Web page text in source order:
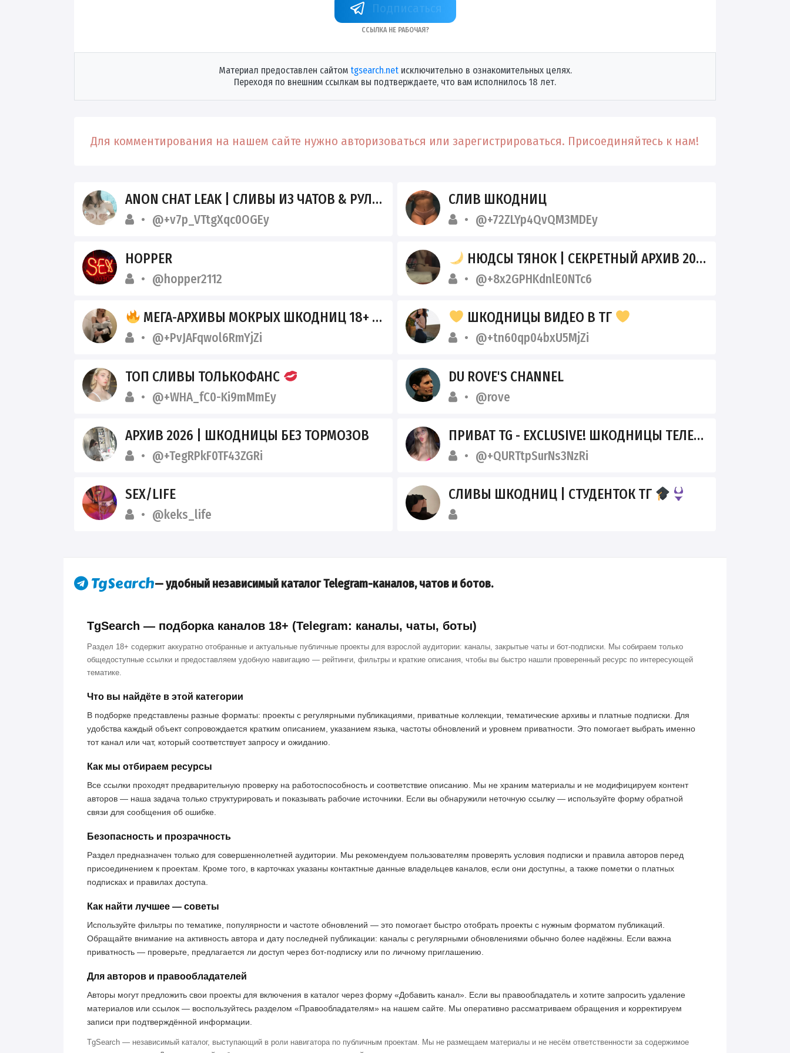
+72ZLYp4QvQM3MDEy
Ссылка не рабочая?
Материал предоставлен сайтом tgsearch.netисключительно в ознакомительных целях.
Переходя по внешним ссылкам вы подтверждаете, что вам исполнилось 18 лет.
Для комментирования на нашем сайте нужно авторизоваться или зарегистрироваться. Присоединяйтесь к нам!
ANON CHAT LEAK | СЛИВЫ ИЗ ЧАТОВ & РУЛЕТОК | 18+
@+v7p_VTtgXqc0OGEy
СЛИВ ШКОДНИЦ
@+72ZLYp4QvQM3MDEy
HOPPER
@hopper2112
НЮДСЫ ТЯНОК | СЕКРЕТНЫЙ АРХИВ 2026
@+8x2GPHKdnlE0NTc6
МЕГА-АРХИВЫ МОКРЫХ ШКОДНИЦ 18+
@+PvJAFqwol6RmYjZi
ШКОДНИЦЫ ВИДЕО В ТГ
@+tn60qp04bxU5MjZi
ТОП СЛИВЫ ТОЛЬКОФАНС
@+WHA_fC0-Ki9mMmEy
DU ROVE'S CHANNEL
@rove
АРХИВ 2026 | ШКОДНИЦЫ БЕЗ ТОРМОЗОВ
@+TegRPkF0TF43ZGRi
ПРИВАТ TG - EXCLUSIVE! ШКОДНИЦЫ ТЕЛЕГРАМ!
@+QURTtpSurNs3NzRi
SEX/LIFE
@keks_life
СЛИВЫ ШКОДНИЦ | СТУДЕНТОК ТГ
— удобный независимый каталог Telegram-каналов, чатов и ботов.
TgSearch — подборка каналов 18+ (Telegram: каналы, чаты, боты)
Раздел 18+ содержит аккуратно отобранные и актуальные публичные проекты для взрослой аудитории: каналы, закрытые чаты и бот-подписки. Мы собираем только
общедоступные ссылки и предоставляем удобную навигацию — рейтинги, фильтры и краткие описания, чтобы вы быстро нашли проверенный ресурс по интересующей
тематике.
Что вы найдёте в этой категории
В подборке представлены разные форматы: проекты с регулярными публикациями, приватные коллекции, тематические архивы и платные подписки. Для
удобства каждый объект сопровождается кратким описанием, указанием языка, частоты обновлений и уровнем приватности. Это помогает выбрать именно
тот канал или чат, который соответствует запросу и ожиданию.
Как мы отбираем ресурсы
Все ссылки проходят предварительную проверку на работоспособность и соответствие описанию. Мы не храним материалы и не модифицируем контент
авторов — наша задача только структурировать и показывать рабочие источники. Если вы обнаружили неточную ссылку — используйте форму обратной
связи для сообщения об ошибке.
Безопасность и прозрачность
Раздел предназначен только для совершеннолетней аудитории. Мы рекомендуем пользователям проверять условия подписки и правила авторов перед
присоединением к проектам. Кроме того, в карточках указаны контактные данные владельцев каналов, если они доступны, а также пометки о платных
подписках и правилах доступа.
Как найти лучшее — советы
Используйте фильтры по тематике, популярности и частоте обновлений — это помогает быстро отобрать проекты с нужным форматом публикаций.
Обращайте внимание на активность автора и дату последней публикации: каналы с регулярными обновлениями обычно более надёжны. Если важна
приватность — проверьте, предлагается ли доступ через бот-подписку или по личному приглашению.
Для авторов и правообладателей
Авторы могут предложить свои проекты для включения в каталог через форму «Добавить канал». Если вы правообладатель и хотите запросить удаление
материалов или ссылок — воспользуйтесь разделом «Правообладателям» на нашем сайте. Мы оперативно рассматриваем обращения и корректируем
записи при подтверждённой информации.
TgSearch — независимый каталог, выступающий в роли навигатора по публичным проектам. Мы не размещаем материалы и не несём ответственности за содержимое